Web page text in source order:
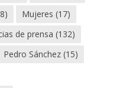
Mujeres (17)
de prensa (132)
Pedro Sánchez (15)